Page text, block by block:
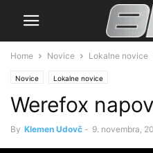
Home Novice Lokalne novice
Novice Lokalne novice
Werefox
By Klemen Udovč - 9. novembra,